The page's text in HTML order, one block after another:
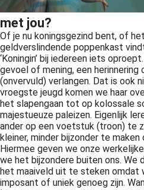
met jou?
Of je nu koningsgezind bent, of
geldverslindende poppenkast
‘Koningin’ bij iedereen iets
gevoel of mening, een herinnering
(onvervuld) verlangen. Dat is ook
vroegste jeugd komen we haar
het slapengaan tot op kolossale
majestueuze paleizen. Eigenlijk
ander op een voetstuk (troon) te
kleiner, minder bijzonder te maken
Hiermee geven we onze
we het bijzondere buiten ons. We
het maaiveld uit te steken omdat
imposant of uniek genoeg zijn.